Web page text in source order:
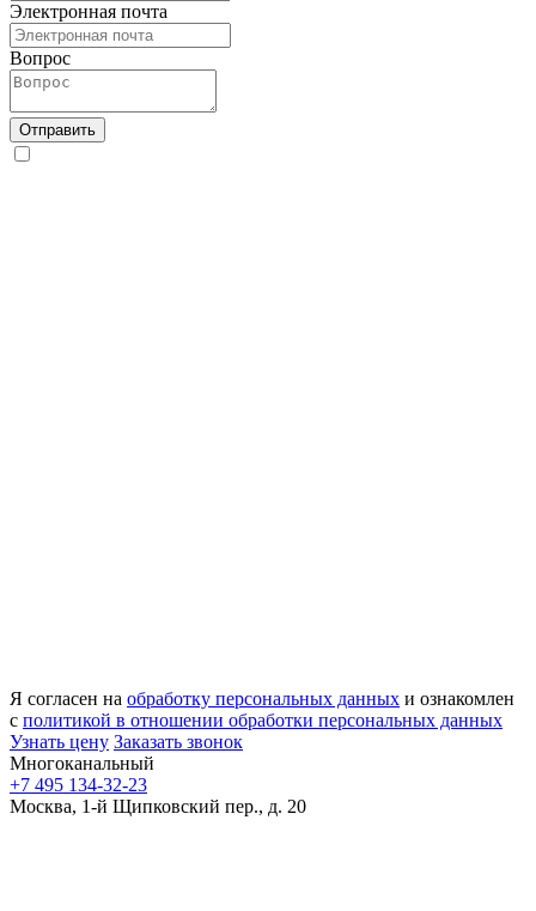
Электронная почта
Вопрос
Отправить
Я согласен на обработку персональных данных и ознакомлен
с политикой в отношении обработки персональных данных
Узнать цену Заказать звонок
Многоканальный
+7 495 134-32-23
Москва, 1-й Щипковский пер., д. 20